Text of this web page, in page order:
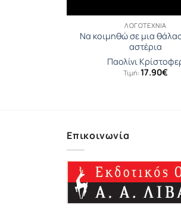
ΛΟΓΟΤΕΧΝΊΑ
Να κοιμηθώ σε μια
αστέρια
Παολίνι
Τιμή:17.90€
Επικοινωνία